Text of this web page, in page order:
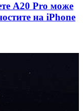
A20 Pro може
на iPhone